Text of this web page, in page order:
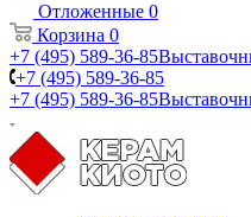
Отложенные 0
Корзина 0
+7 (495) 589-36-85
+7 (495) 589-36-85
+7 (495) 589-36-85